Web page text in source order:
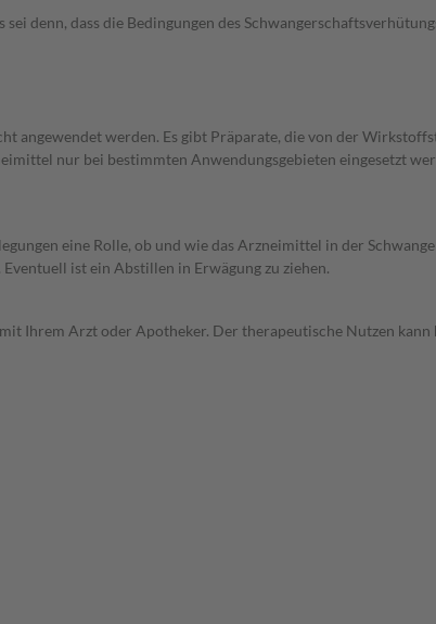
denn, dass die Bedingungen des
angewendet werden. Es gibt Präparate, die von der
nur bei bestimmten Anwendungsgebieten eingesetzt
eine Rolle, ob und wie das Arzneimittel in der
ist ein Abstillen in Erwägung zu ziehen.
Ihrem Arzt oder Apotheker. Der therapeutische Nutzen kann